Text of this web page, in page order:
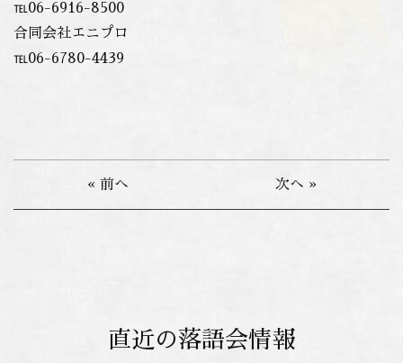
℡06-6916-8500
合同会社エニプロ
℡06-6780-4439
« 前へ 次へ »
直近の落語会情報